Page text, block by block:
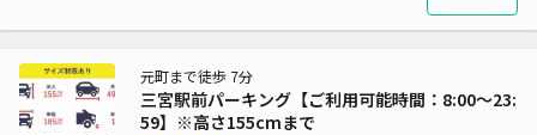
三宮駅前パーキング【ご利用可能時間：8:00～23:
59】※高さ155cmまで
元町まで徒歩 7分